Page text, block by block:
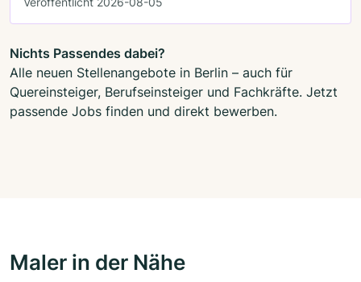
Nichts Passendes dabei?
Alle neuen Stellenangebote in Berlin – auch für
Quereinsteiger, Berufseinsteiger und Fachkräfte. Jetzt
passende Jobs finden und direkt bewerben.
Maler in der Nähe